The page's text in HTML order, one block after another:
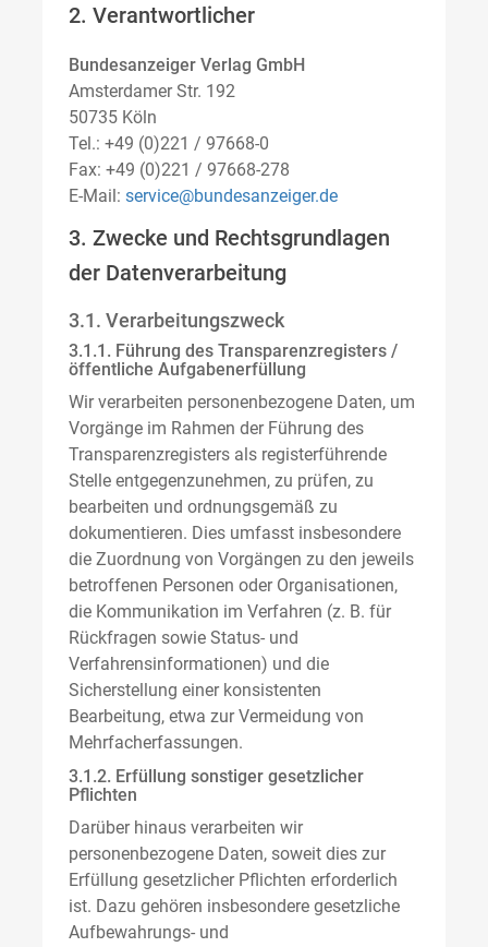
2. Verantwortlicher
Bundesanzeiger Verlag GmbH
Amsterdamer Str. 192
50735 Köln
Tel.: +49 (0)221 / 97668-0
Fax: +49 (0)221 / 97668-278
E-Mail: service@bundesanzeiger.de
3. Zwecke und Rechtsgrundlagen
der Datenverarbeitung
3.1. Verarbeitungszweck
3.1.1. Führung des Transparenzregisters /
öffentliche Aufgabenerfüllung
Wir verarbeiten personenbezogene Daten, um
Vorgänge im Rahmen der Führung des
Transparenzregisters als registerführende
Stelle entgegenzunehmen, zu prüfen, zu
bearbeiten und ordnungsgemäß zu
dokumentieren. Dies umfasst insbesondere
die Zuordnung von Vorgängen zu den jeweils
betroffenen Personen oder Organisationen,
die Kommunikation im Verfahren (z. B. für
Rückfragen sowie Status- und
Verfahrensinformationen) und die
Sicherstellung einer konsistenten
Bearbeitung, etwa zur Vermeidung von
Mehrfacherfassungen.
3.1.2. Erfüllung sonstiger gesetzlicher
Pflichten
Darüber hinaus verarbeiten wir
personenbezogene Daten, soweit dies zur
Erfüllung gesetzlicher Pflichten erforderlich
ist. Dazu gehören insbesondere gesetzliche
Aufbewahrungs- und